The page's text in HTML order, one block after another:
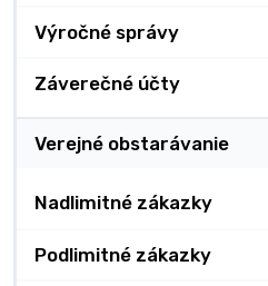
Výročné správy
Záverečné účty
Verejné obstarávanie
Nadlimitné zákazky
Podlimitné zákazky